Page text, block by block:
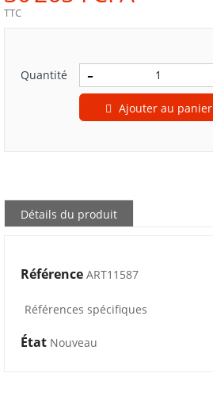
TTC
Quantité
Ajouter au panier
Détails du produit
Référence ART11587
Références spécifiques
État Nouveau